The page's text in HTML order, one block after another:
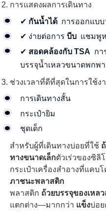
การแสดงผลการเดินทาง
✔ กันน้ำได้ การออกแบบ
✔ ง่ายต่อการ บีบ แชมพู
✔ สอดคล้องกับ TSA กา
บรรจุน้ำเหลวขนาดพกพา
ช่วงเวลาที่ดีที่สุดในการใช้ง
การเดินทางสั้น
กระเป๋ายิม
ชุดเด็ก
สำหรับผู้ที่เดินทางบ่อยที่ใช้
ทางขนาดเล็กตัวเร่วของซิลิ
กระเป๋าเครื่องสำอางที่แคบ
ภาชนะพลาสติก
พลาสติก ถ้วยบรรจุของเหล
แตกต่าง—มากกว่า แข็งบ่อย